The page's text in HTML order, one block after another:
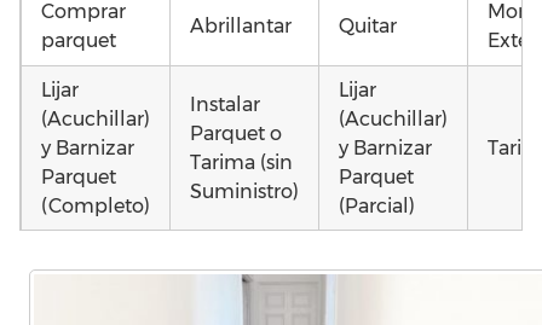
Comprar
parquet
Abrillantar Quitar
Lijar
(Acuchillar)
y Barnizar
Parquet
(Completo)
Instalar
Parquet o
Tarima (sin
Suministro)
Lijar
(Acuchillar)
y Barnizar
Parquet
(Parcial)
parquet o